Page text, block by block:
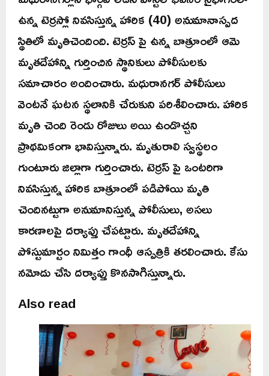
ఉన్న టెర్రస్లో నివసిస్తున్న హారిక (40) అనుమానాస్పద
స్థితిలో మృతిచెందింది. టెర్రస్ పై ఉన్న బాత్రూంలో ఆమె
మృతదేహాన్ని గుర్తించిన స్థానికులు పోలీసులకు
సమాచారం అందించారు. మధురానగర్ పోలీసులు
వెంటనే ఘటన స్థలానికి చేరుకుని పరిశీలించారు. హారిక
మృతి చెంది రెండు రోజులు అయి ఉండొచ్చని
ప్రాథమికంగా భావిస్తున్నారు. మృతురాలి స్వస్థలం
గుంటూరు జిల్లాగా గుర్తించారు. టెర్రస్ పై ఒంటరిగా
నివసిస్తున్న హారిక బాత్రూంలో పడిపోయి మృతి
చెందినట్టుగా అనుమానిస్తున్న పోలీసులు, అసలు
కారణాలపై దర్యాప్తు చేపట్టారు. మృతదేహాన్ని
పోస్టుమార్టం నిమిత్తం గాంధీ ఆస్పత్రికి తరలించారు. కేసు
నమోదు చేసి దర్యాప్తు కొనసాగిస్తున్నారు.
Also read